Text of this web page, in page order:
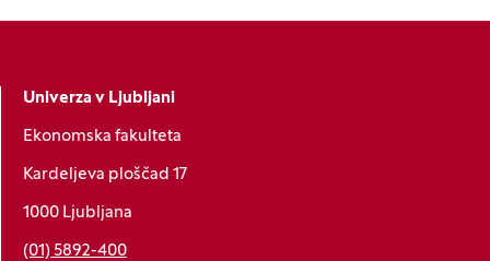
Univerza v Ljubljani
Ekonomska fakulteta
Kardeljeva ploščad 17
1000 Ljubljana
(01) 5892-400